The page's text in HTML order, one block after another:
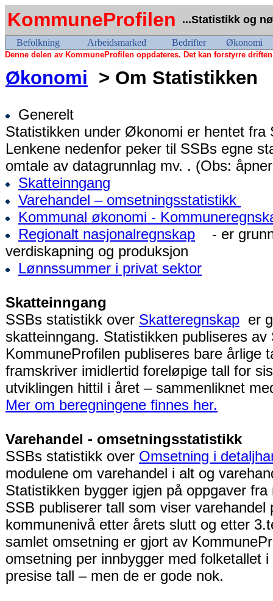
KommuneProfilen ...Statistikk og
Befolkning Arbeidsmarked Bedrifter Økonomi
Denne delen av KommuneProfilen oppdateres. Det kan forstyrre driften
Økonomi > Om Statistikken
Generelt
Statistikken under Økonomi er hentet fra
Lenkene nedenfor peker til SSBs egne
omtale av datagrunnlag mv. . (Obs:
Skatteinngang
Varehandel – omsetningsstatistikk
Kommunal økonomi -
Regionalt nasjonalregnskap - er
verdiskapning og produksjon
Lønnssummer i privat sektor
Skatteinngang
SSBs statistikk over Skatteregnskap er
skatteinngang. Statistikken publiseres
KommuneProfilen publiseres bare årlige
framskriver imidlertid foreløpige tall for
utviklingen hittil i året – sammenliknet
Mer om beregningene finnes her.
Varehandel - omsetningsstatistikk
SSBs statistikk over Omsetning i
modulene om varehandel i alt og
Statistikken bygger igjen på oppgaver
SSB publiserer tall som viser varehandel
kommunenivå etter årets slutt og etter
samlet omsetning er gjort av
omsetning per innbygger med folketallet
presise tall – men de er gode nok.